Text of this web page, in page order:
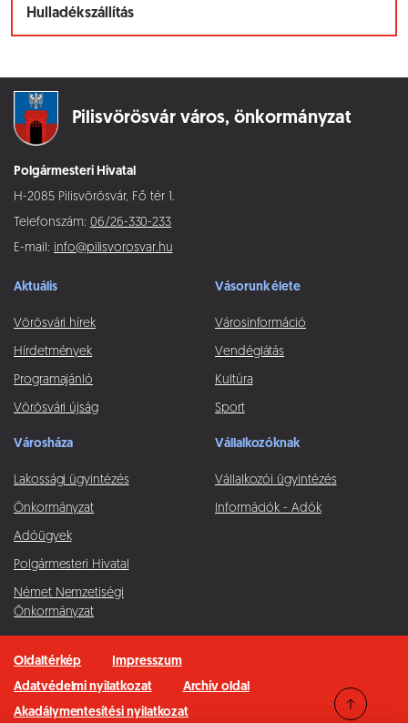
Hulladékszállítás
Pilisvörösvár város, önkormányzat
Polgármesteri Hivatal
H-2085 Pilisvörösvár, Fő tér 1.
Telefonszám: 06/26-330-233
E-mail: info@pilisvorosvar.hu
Aktuális
Vörösvári hírek
Hírdetmények
Programajánló
Vörösvári újság
Vásorunk élete
Városinformáció
Vendéglátás
Kultúra
Sport
Városháza
Lakossági ügyintézés
Önkormányzat
Adóügyek
Polgármesteri Hivatal
Német Nemzetiségi
Önkormányzat
Vállalkozóknak
Vállalkozói ügyintézés
Információk - Adók
Oldaltérkép
Impresszum
Adatvédelmi nyilatkozat
Archív oldal
Akadálymentesítési nyilatkozat